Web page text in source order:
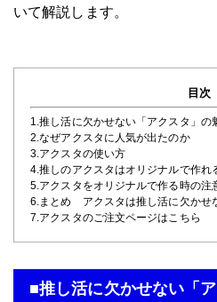
いて解説します。
目次
1.推し活に欠かせない「アクスタ」の
2.なぜアクスタに人気が出たのか
3.アクスタの使い方
4.推しのアクスタはオリジナルで作れ
5.アクスタをオリジナルで作る時の注
6.まとめ アクスタは推し活に欠かせ
7.アクスタのご注文ページはこちら
■推し活に欠かせない「